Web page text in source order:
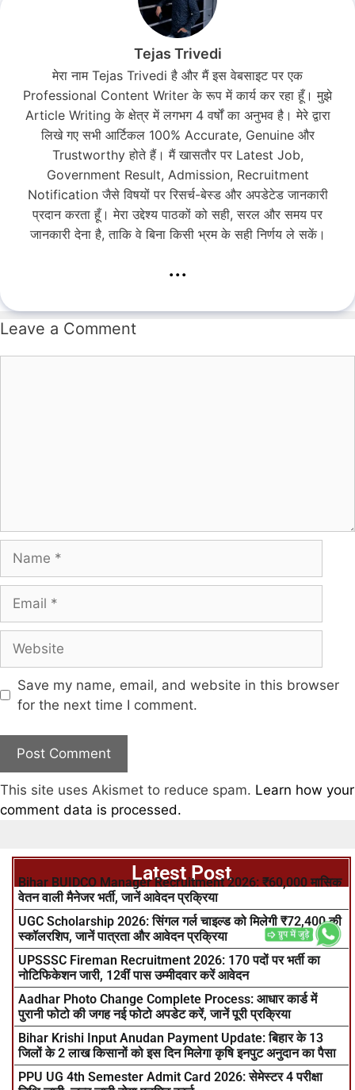
Tejas Trivedi
मेरा नाम Tejas Trivedi है और मैं इस वेबसाइट पर एक
Professional Content Writer के रूप में कार्य कर रहा हूँ। मुझे
Article Writing के क्षेत्र में लगभग 4 वर्षों का अनुभव है। मेरे द्वारा
लिखे गए सभी आर्टिकल 100% Accurate, Genuine और
Trustworthy होते हैं। मैं खासतौर पर Latest Job,
Government Result, Admission, Recruitment
Notification जैसे विषयों पर रिसर्च-बेस्ड और अपडेटेड जानकारी
प्रदान करता हूँ। मेरा उद्देश्य पाठकों को सही, सरल और समय पर
जानकारी देना है, ताकि वे बिना किसी भ्रम के सही निर्णय ले सकें।
...
Leave a Comment
Save my name, email, and website in this browser
for the next time I comment.
This site uses Akismet to reduce spam. Learn how your
comment data is processed.
Latest Post
Bihar BUIDCO Manager Recruitment 2026: ₹60,000 मासिक
वेतन वाली मैनेजर भर्ती, जानें आवेदन प्रक्रिया
UGC Scholarship 2026: सिंगल गर्ल चाइल्ड को मिलेगी ₹72,400 की
स्कॉलरशिप, जानें पात्रता और आवेदन प्रक्रिया
UPSSSC Fireman Recruitment 2026: 170 पदों पर भर्ती का
नोटिफिकेशन जारी, 12वीं पास उम्मीदवार करें आवेदन
Aadhar Photo Change Complete Process: आधार कार्ड में
पुरानी फोटो की जगह नई फोटो अपडेट करें, जानें पूरी प्रक्रिया
Bihar Krishi Input Anudan Payment Update: बिहार के 13
जिलों के 2 लाख किसानों को इस दिन मिलेगा कृषि इनपुट अनुदान का पैसा
PPU UG 4th Semester Admit Card 2026: सेमेस्टर 4 परीक्षा